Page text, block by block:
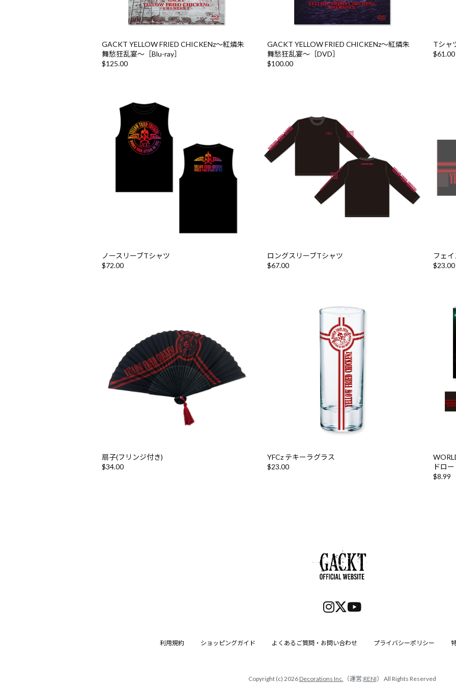
GACKT YELLOW FRIED CHICKENz〜紅燐朱
舞愁狂乱宴〜［Blu-ray］
$‌125.00
GACKT YELLOW FRIED CHICKENz〜紅燐朱
舞愁狂乱宴〜［DVD］
$‌100.00
Tシャ
$‌61.00
ノースリーブTシャツ
$‌72.00
ロングスリーブTシャツ
$‌67.00
フェ
$‌23.00
扇子(フリンジ付き)
$‌34.00
YFCz テキーラグラス
$‌23.00
ドロー
$‌8.99
利用規約 ショッピングガイド よくあるご質問・お問い合わせ プライバシーポリシー
Copyright (c) 2026 Decorations Inc. （運営:RENI） All Rights Reserved